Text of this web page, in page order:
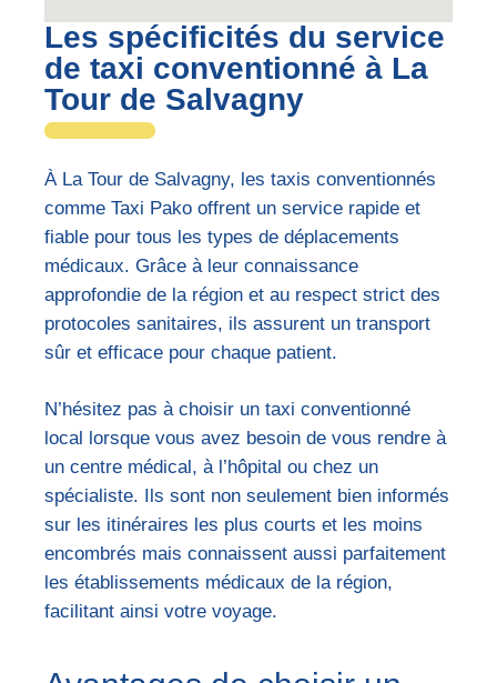
Les spécificités du service
de taxi conventionné à La
Tour de Salvagny
À La Tour de Salvagny, les taxis conventionnés
comme Taxi Pako offrent un service rapide et
fiable pour tous les types de déplacements
médicaux. Grâce à leur connaissance
approfondie de la région et au respect strict des
protocoles sanitaires, ils assurent un transport
sûr et efficace pour chaque patient.
N’hésitez pas à choisir un taxi conventionné
local lorsque vous avez besoin de vous rendre à
un centre médical, à l’hôpital ou chez un
spécialiste. Ils sont non seulement bien informés
sur les itinéraires les plus courts et les moins
encombrés mais connaissent aussi parfaitement
les établissements médicaux de la région,
facilitant ainsi votre voyage.